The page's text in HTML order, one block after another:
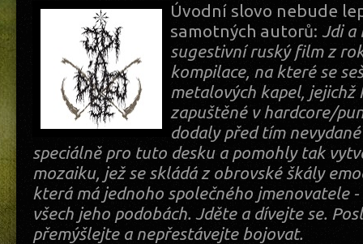
Úvodní slovo nebude
samotných autorů: Jdi a
sugestivní ruský film z
kompilace, na které se
metalových kapel, jejichž
zapuštěné v hardcore/
dodaly před tím
speciálně pro tuto desku a pomohly tak
mozaiku, jež se skládá z obrovské škály
která má jednoho společného jmenovatele
všech jeho podobách. Jděte a dívejte se.
přemýšlejte a nepřestávejte bojovat.